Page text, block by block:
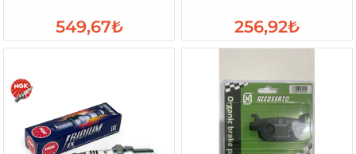
549,67₺ 256,92₺